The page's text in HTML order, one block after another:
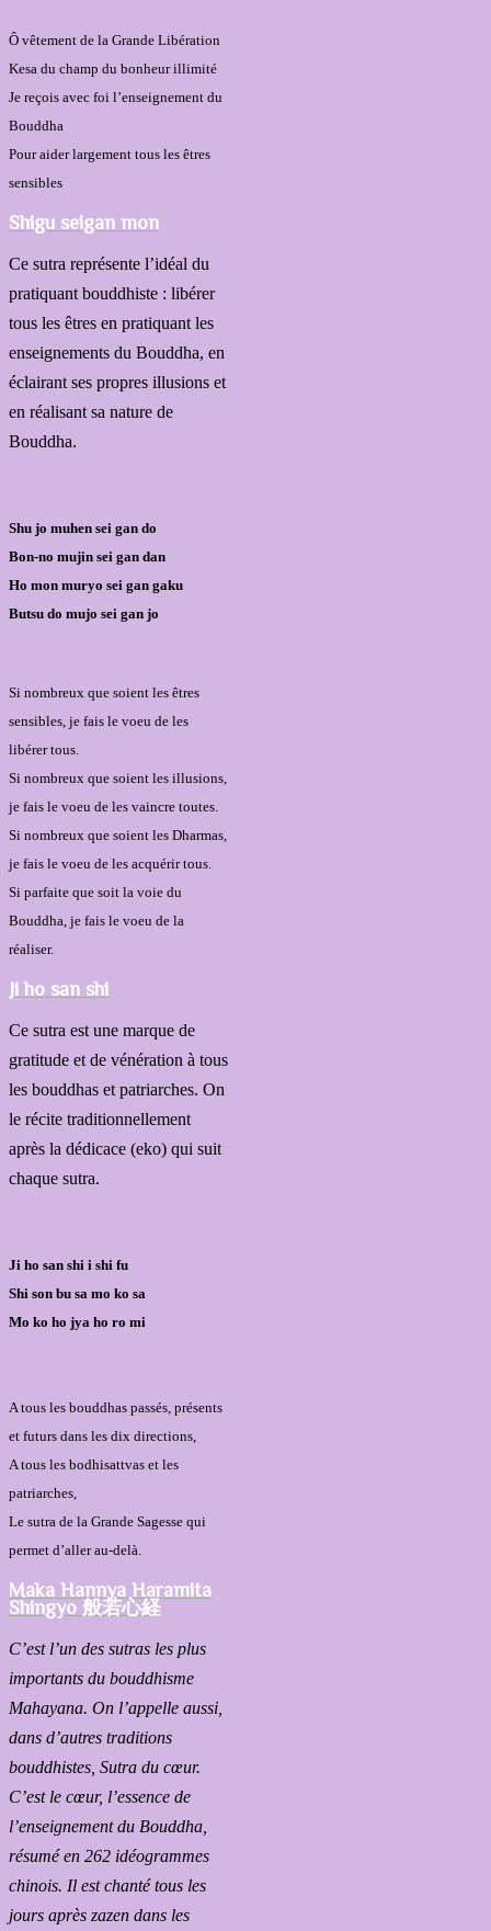
Ô vêtement de la Grande Libération
Kesa du champ du bonheur illimité
Je reçois avec foi l’enseignement du
Bouddha
Pour aider largement tous les êtres
sensibles
Shigu seigan mon
Ce sutra représente l’idéal du
pratiquant bouddhiste : libérer
tous les êtres en pratiquant les
enseignements du Bouddha, en
éclairant ses propres illusions et
en réalisant sa nature de
Bouddha.
Shu jo muhen sei gan do
Bon-no mujin sei gan dan
Ho mon muryo sei gan gaku
Butsu do mujo sei gan jo
Si nombreux que soient les êtres
sensibles, je fais le voeu de les
libérer tous.
Si nombreux que soient les illusions,
je fais le voeu de les vaincre toutes.
Si nombreux que soient les Dharmas,
je fais le voeu de les acquérir tous.
Si parfaite que soit la voie du
Bouddha, je fais le voeu de la
réaliser.
Ji ho san shi
Ce sutra est une marque de
gratitude et de vénération à tous
les bouddhas et patriarches. On
le récite traditionnellement
après la dédicace (eko) qui suit
chaque sutra.
Ji ho san shi i shi fu
Shi son bu sa mo ko sa
Mo ko ho jya ho ro mi
A tous les bouddhas passés, présents
et futurs dans les dix directions,
A tous les bodhisattvas et les
patriarches,
Le sutra de la Grande Sagesse qui
permet d’aller au-delà.
Maka Hannya Haramita
Shingyo 般若心経
C’est l’un des sutras les plus
importants du bouddhisme
Mahayana. On l’appelle aussi,
dans d’autres traditions
bouddhistes, Sutra du cœur.
C’est le cœur, l’essence de
l’enseignement du Bouddha,
résumé en 262 idéogrammes
chinois. Il est chanté tous les
jours après zazen dans les